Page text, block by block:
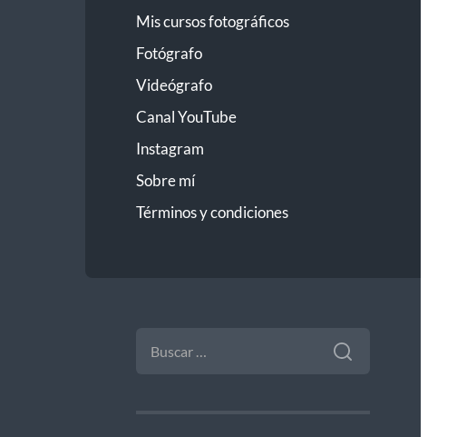
Mis cursos fotográficos
Fotógrafo
Videógrafo
Canal YouTube
Instagram
Sobre mí
Términos y condiciones